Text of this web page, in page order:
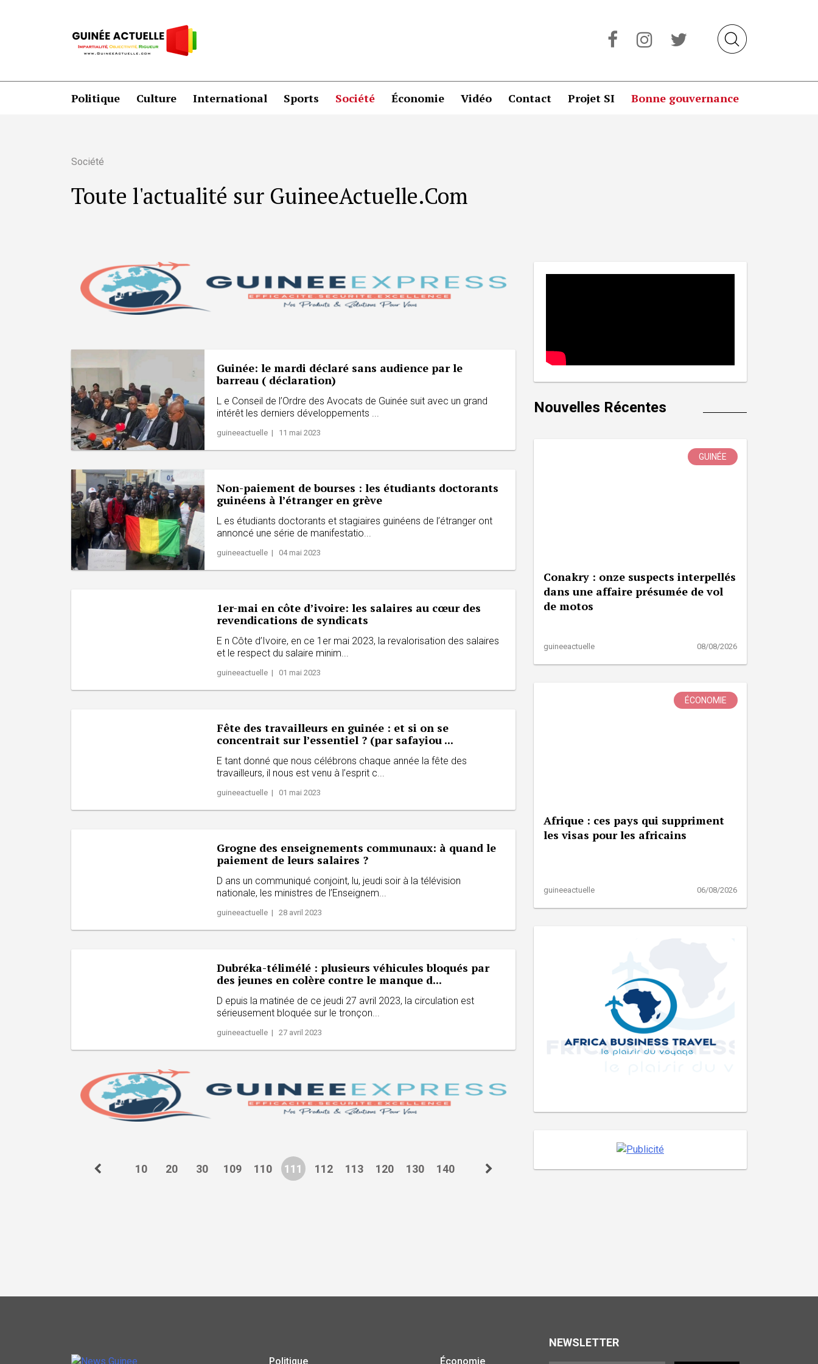
Politique Culture International Sports Société Économie Vidéo Contact Projet SI Bonne gouvernance
Société
Toute l'actualité sur GuineeActuelle.Com
Guinée: le mardi déclaré sans audience par le
barreau ( déclaration)
L e Conseil de l’Ordre des Avocats de Guinée suit avec un grand
intérêt les derniers développements ...
guineeactuelle | 11 mai 2023
Non-paiement de bourses : les étudiants doctorants
guinéens à l’étranger en grève
L es étudiants doctorants et stagiaires guinéens de l’étranger ont
annoncé une série de manifestatio...
guineeactuelle | 04 mai 2023
1er-mai en côte d’ivoire: les salaires au cœur des
revendications de syndicats
E n Côte d’Ivoire, en ce 1er mai 2023, la revalorisation des salaires
et le respect du salaire minim...
guineeactuelle | 01 mai 2023
Fête des travailleurs en guinée : et si on se
concentrait sur l’essentiel ? (par safayiou ...
E tant donné que nous célébrons chaque année la fête des
travailleurs, il nous est venu à l’esprit c...
guineeactuelle | 01 mai 2023
Grogne des enseignements communaux: à quand le
paiement de leurs salaires ?
D ans un communiqué conjoint, lu, jeudi soir à la télévision
nationale, les ministres de l’Enseignem...
guineeactuelle | 28 avril 2023
Dubréka-télimélé : plusieurs véhicules bloqués par
des jeunes en colère contre le manque d...
D epuis la matinée de ce jeudi 27 avril 2023, la circulation est
sérieusement bloquée sur le tronçon...
guineeactuelle | 27 avril 2023
10 20 30 109 110 111 112 113 120 130 140
Nouvelles Récentes
GUINÉE
Conakry : onze suspects interpellés
dans une affaire présumée de vol
de motos
guineeactuelle 08/08/2026
ÉCONOMIE
Afrique : ces pays qui suppriment
les visas pour les africains
guineeactuelle 06/08/2026
Politique Économie
NEWSLETTER